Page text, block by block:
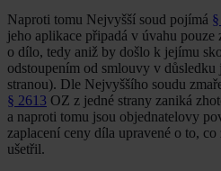
Naproti tomu Nejvyšší soud pojímá
jeho aplikace připadá v úvahu
o dílo, tedy aniž by došlo k jejímu
odstoupením od smlouvy v
stranou). Dle Nejvyššího soudu
§ 2613 OZ z jedné strany zaniká
a naproti tomu jsou objednatelovy
zaplacení ceny díla upravené o to,
ušetřil.